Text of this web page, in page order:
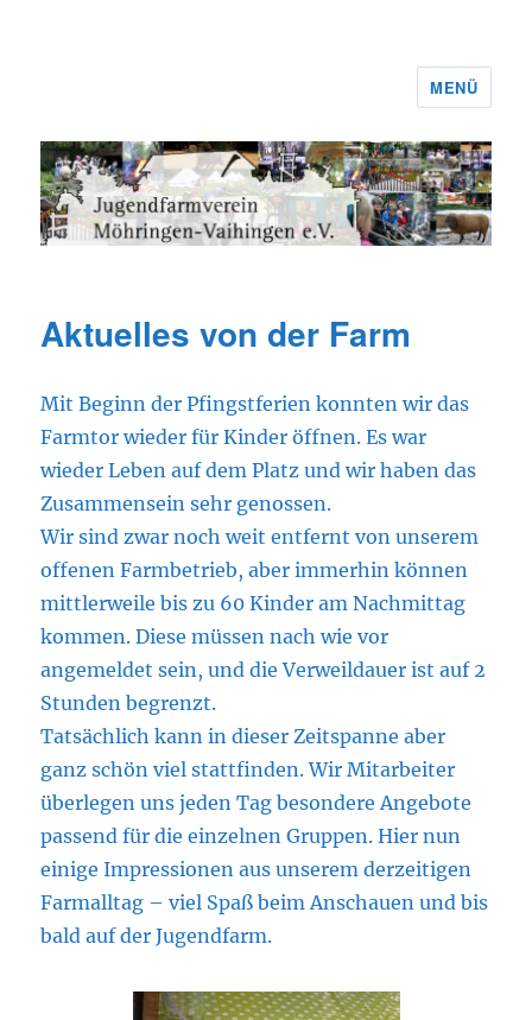
Jugendfarmverein Möhringen-
Vaihingen e.V.
MENÜ
Aktuelles von der Farm
Mit Beginn der Pfingstferien konnten wir das
Farmtor wieder für Kinder öffnen. Es war
wieder Leben auf dem Platz und wir haben das
Zusammensein sehr genossen.
Wir sind zwar noch weit entfernt von unserem
offenen Farmbetrieb, aber immerhin können
mittlerweile bis zu 60 Kinder am Nachmittag
kommen. Diese müssen nach wie vor
angemeldet sein, und die Verweildauer ist auf 2
Stunden begrenzt.
Tatsächlich kann in dieser Zeitspanne aber
ganz schön viel stattfinden. Wir Mitarbeiter
überlegen uns jeden Tag besondere Angebote
passend für die einzelnen Gruppen. Hier nun
einige Impressionen aus unserem derzeitigen
Farmalltag – viel Spaß beim Anschauen und bis
bald auf der Jugendfarm.